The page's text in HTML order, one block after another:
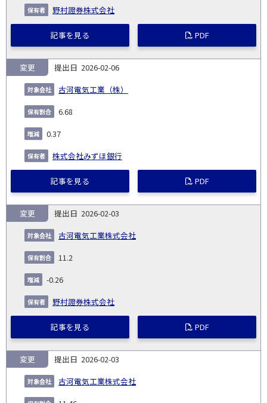
野村證券株式会社
記事を見る PDF
2026-02-06
古河電気工業（株）
変更
6.68
0.37
株式会社みずほ銀行
記事を見る PDF
2026-02-03
古河電気工業株式会社
変更
11.2
-0.26
野村證券株式会社
記事を見る PDF
2026-02-03
古河電気工業株式会社
変更